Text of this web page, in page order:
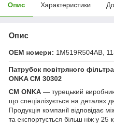
Опис Характеристики
Опис
OEM номери: 1M519R504AB,
Патрубок повітряного
ONKACM 30302
CM ONKA — турецький
що спеціалізується на деталях
Продукція компанії відповідає
та експортується більш ніж у 25